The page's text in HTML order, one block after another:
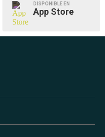
DISPONIBLE EN
App Store